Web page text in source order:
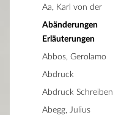
Aa, Karl von der
Abänderungen
Erläuterungen
Abbos, Gerolamo
Abdruck
Abdruck Schreiben
Abegg, Julius